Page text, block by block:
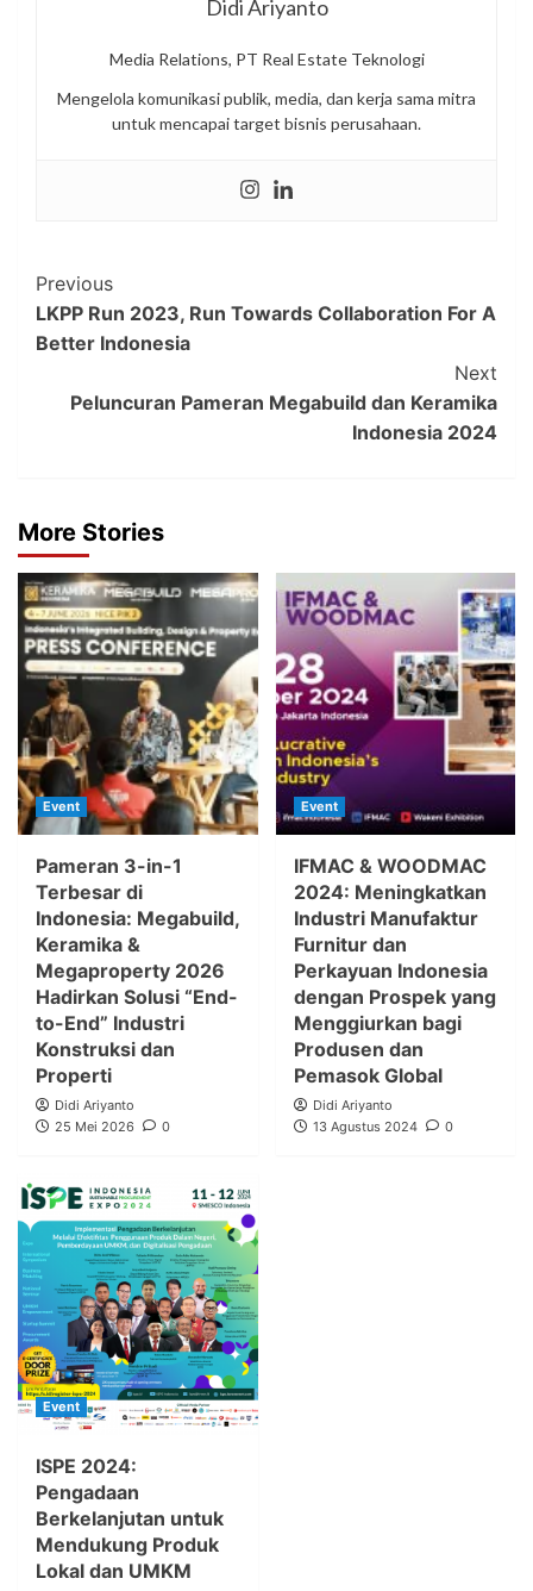
Didi Ariyanto
Media Relations, PT Real Estate Teknologi
Mengelola komunikasi publik, media, dan kerja sama mitra
untuk mencapai target bisnis perusahaan.
Post
Navigation
Previous
LKPP Run 2023, Run Towards Collaboration For A
Better Indonesia
Next
Peluncuran Pameran Megabuild dan Keramika
Indonesia 2024
More Stories
Event
Pameran 3-in-1
Terbesar di
Indonesia: Megabuild,
Keramika &
Megaproperty 2026
Hadirkan Solusi “End-
to-End” Industri
Konstruksi dan
Properti
Didi Ariyanto
25 Mei 2026
0
Event
IFMAC & WOODMAC
2024: Meningkatkan
Industri Manufaktur
Furnitur dan
Perkayuan Indonesia
dengan Prospek yang
Menggiurkan bagi
Produsen dan
Pemasok Global
Didi Ariyanto
13 Agustus 2024
0
Event
ISPE 2024:
Pengadaan
Berkelanjutan untuk
Mendukung Produk
Lokal dan UMKM